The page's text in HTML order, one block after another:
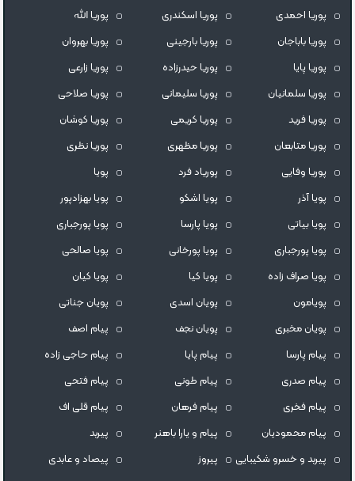
پوریا احمدی
پوریا اسکندری
پوریا الله
پوریا باباجان
پوریا بارجینی
پوریا بهروان
پوریا پایا
پوریا حیدرزاده
پوریا زارعی
پوریا سلمانیان
پوریا سلیمانی
پوریا صلاحی
پوریا فرید
پوریا کریمی
پوریا کوشان
پوریا متابعان
پوریا مظهری
پوریا نظری
پوریا وفایی
پوریاد فرد
پویا
پویا آذر
پویا اشکو
پویا بهزادپور
پویا بیاتی
پویا پارسا
پویا پورجبارى
پویا پورجباری
پویا پورخانی
پویا صالحی
پویا صراف زاده
پویا کیا
پویا کیان
پویامون
پویان اسدی
پویان جناتی
پویان مخبری
پویان نجف
پیام اصف
پیام پارسا
پیام پایا
پیام حاجی زاده
پیام صدری
پیام طونی
پیام فتحی
پیام فخری
پیام فرهان
پیام قلی اف
پیام محمودیان
پیام و یارا باهنر
پیربد
پیربد و خسرو شکیبایی
پیروز
پیصاد و عابدی